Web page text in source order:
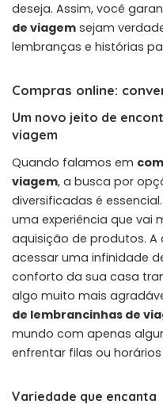
deseja. Assim, você
de viagem sejam
lembranças e histórias
Compras online:
Um novo jeito de
viagem
Quando falamos em
viagem, a busca por
diversificadas é
uma experiência que vai
aquisição de produtos. A
acessar uma infinidade
conforto da sua casa
algo muito mais
de lembrancinhas de
mundo com apenas
enfrentar filas ou
Variedade que encanta